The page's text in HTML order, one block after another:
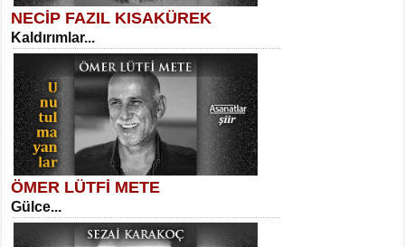
SELAHATTİN YILDIZ
İnsanın Zindanı...
MEHMET TAŞTAN
Vagon’da Bir Şairle...
Kadir Ünal
Ayağıma Dolanan Yokuş...
Mehmet Çoban
NECİP FAZIL KISAKÜREK
Kaldırımlar...
ÖMER LÜTFİ METE
Gülce...